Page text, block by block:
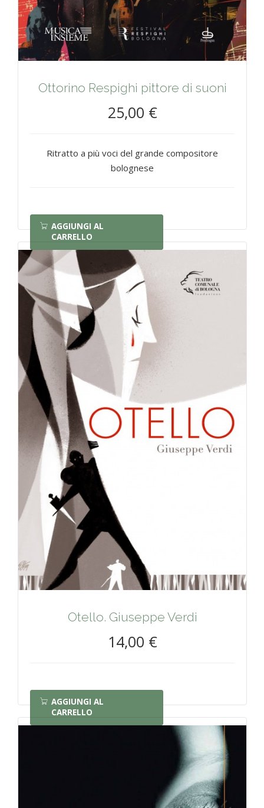
Ottorino Respighi pittore di suoni
25,00 €
Ritratto a più voci del grande compositore
bolognese
AGGIUNGI AL
CARRELLO
Otello. Giuseppe Verdi
14,00 €
AGGIUNGI AL
CARRELLO